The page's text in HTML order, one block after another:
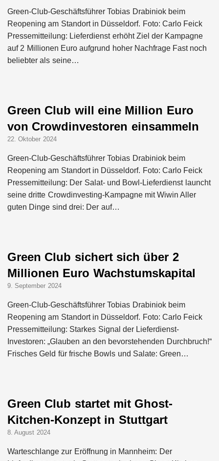
Green-Club-Geschäftsführer Tobias Drabiniok beim
Reopening am Standort in Düsseldorf. Foto: Carlo Feick
Pressemitteilung: Lieferdienst erhöht Ziel der Kampagne
auf 2 Millionen Euro aufgrund hoher Nachfrage Fast noch
beliebter als seine…
Green Club will eine Million Euro
von Crowdinvestoren einsammeln
22. Oktober 2024
Green-Club-Geschäftsführer Tobias Drabiniok beim
Reopening am Standort in Düsseldorf. Foto: Carlo Feick
Pressemitteilung: Der Salat- und Bowl-Lieferdienst launcht
seine dritte Crowdinvesting-Kampagne mit Wiwin Aller
guten Dinge sind drei: Der auf…
Green Club sichert sich über 2
Millionen Euro Wachstumskapital
9. September 2024
Green-Club-Geschäftsführer Tobias Drabiniok beim
Reopening am Standort in Düsseldorf. Foto: Carlo Feick
Pressemitteilung: Starkes Signal der Lieferdienst-
Investoren: „Glauben an den bevorstehenden Durchbruch!“
Frisches Geld für frische Bowls und Salate: Green…
Green Club startet mit Ghost-
Kitchen-Konzept in Stuttgart
8. August 2024
Warteschlange zur Eröffnung in Mannheim: Der